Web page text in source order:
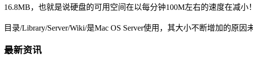
16.8MB，也就是说硬盘的可用空间在以每分钟100M左右的速度在减小！
目录/Library/Server/Wiki/是Mac OS Server使用，其大小不断增加的原
最新资讯